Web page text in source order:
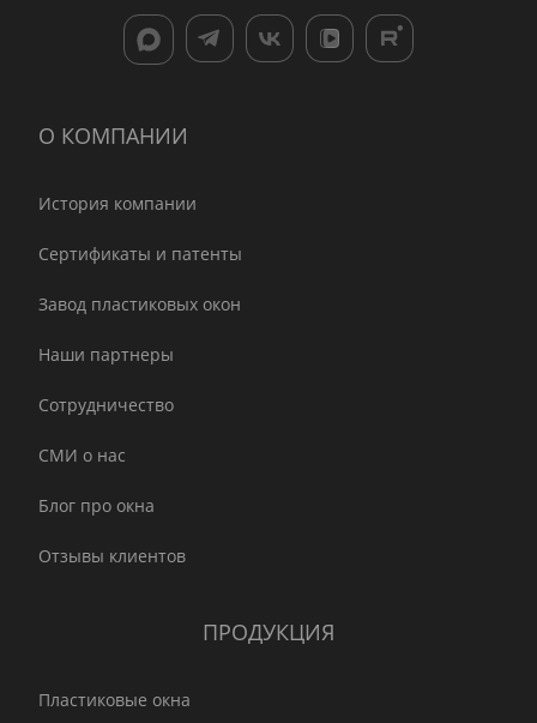
О КОМПАНИИ
История компании
Сертификаты и патенты
Завод пластиковых окон
Наши партнеры
Сотрудничество
СМИ о нас
Блог про окна
Отзывы клиентов
ПРОДУКЦИЯ
Пластиковые окна